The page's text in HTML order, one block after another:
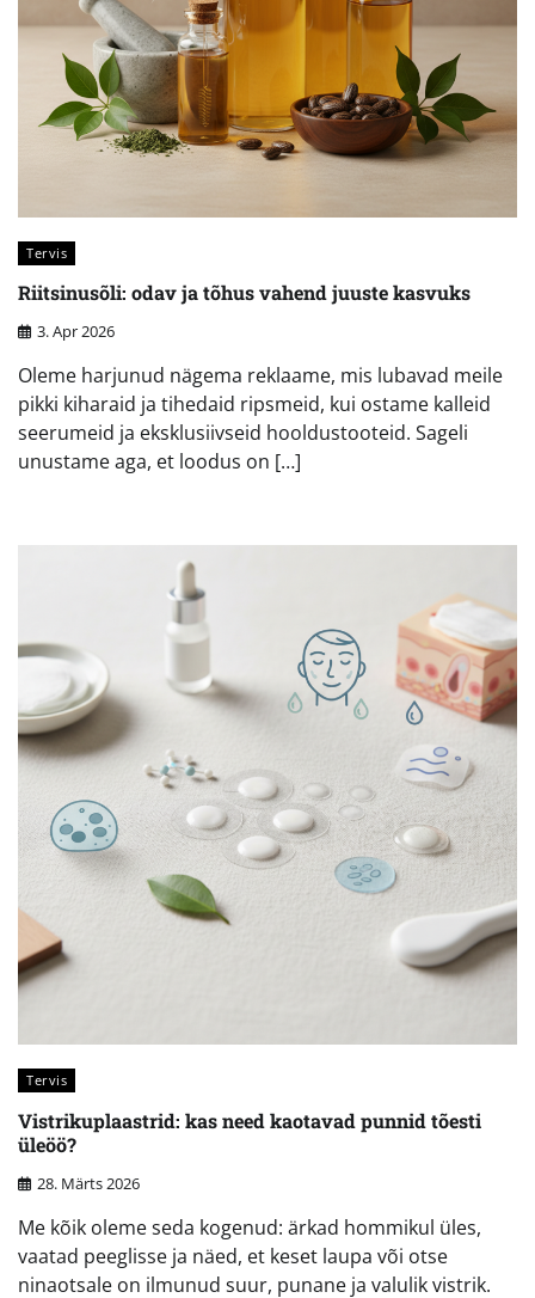
Tervis
Riitsinusõli: odav ja tõhus vahend juuste kasvuks
3. Apr 2026
Oleme harjunud nägema reklaame, mis lubavad meile
pikki kiharaid ja tihedaid ripsmeid, kui ostame kalleid
seerumeid ja eksklusiivseid hooldustooteid. Sageli
unustame aga, et loodus on […]
Tervis
Vistrikuplaastrid: kas need kaotavad punnid tõesti
üleöö?
28. Märts 2026
Me kõik oleme seda kogenud: ärkad hommikul üles,
vaatad peeglisse ja näed, et keset laupa või otse
ninaotsale on ilmunud suur, punane ja valulik vistrik.